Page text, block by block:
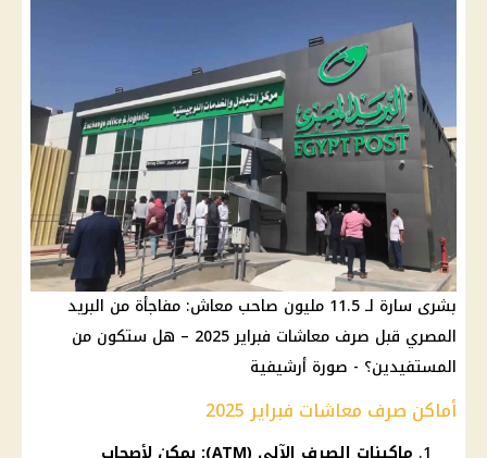
بشرى سارة لـ 11.5 مليون صاحب معاش: مفاجأة من البريد
المصري قبل صرف معاشات فبراير 2025 – هل ستكون من
المستفيدين؟ - صورة أرشيفية
أماكن صرف معاشات فبراير 2025